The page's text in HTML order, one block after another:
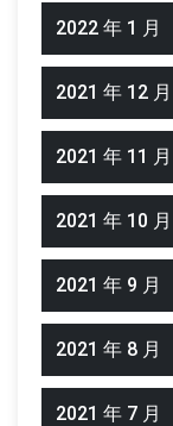
2022 年 1 月
2021 年 12 月
2021 年 11 月
2021 年 10 月
2021 年 9 月
2021 年 8 月
2021 年 7 月